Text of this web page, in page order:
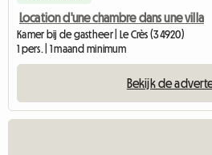
Location d'une chambre dans une villa
Kamer bij de gastheer | Le Crès (34920)
1 pers. | 1 maand minimum
Bekijk de